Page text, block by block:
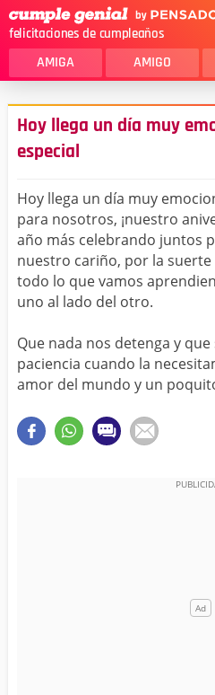
felicitaciones de cumpleaños
AMIGA AMIGO
MAMA
CRISTIANOS
HERMANO
NOVIA
PAPA
ALGUIEN ESPECIAL
TODAS LAS
Hoy llega un día muy
especial
Hoy llega un día muy
para nosotros, ¡nuestro
año más celebrando juntos
nuestro cariño, por la
todo lo que vamos
uno al lado del otro.
Que nada nos detenga y
paciencia cuando la
amor del mundo y un